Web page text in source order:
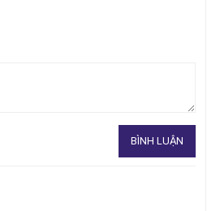
Quốc sở hữu nhiều ưu điểm vượt